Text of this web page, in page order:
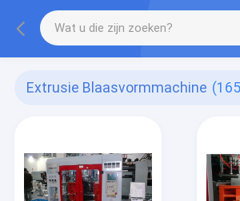
Extrusie Blaasvormmachine